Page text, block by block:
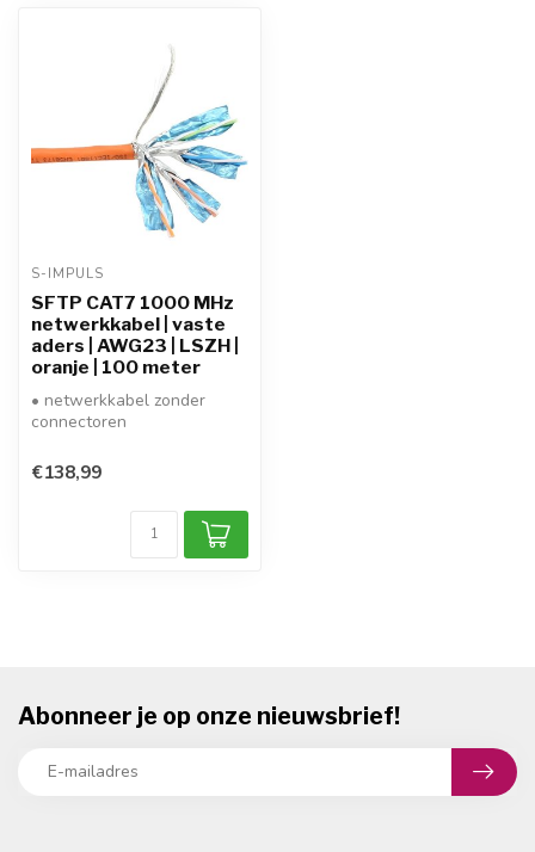
S-IMPULS
SFTP CAT7 1000 MHz
netwerkkabel | vaste
aders | AWG23 | LSZH |
oranje | 100 meter
• netwerkkabel zonder
connectoren
1000MHz
• kabel: S...
€138,99
Abonneer je op onze nieuwsbrief!